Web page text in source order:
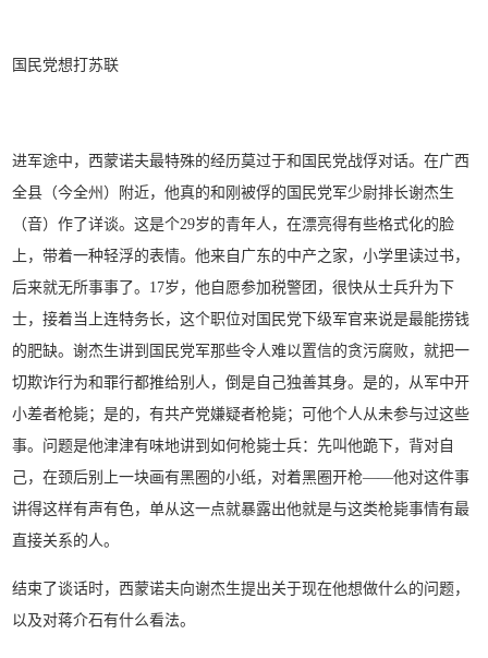
国民党想打苏联
进军途中，西蒙诺夫最特殊的经历莫过于和国民党战俘对话。在广西
全县（今全州）附近，他真的和刚被俘的国民党军少尉排长谢杰生
（音）作了详谈。这是个29岁的青年人，在漂亮得有些格式化的脸
上，带着一种轻浮的表情。他来自广东的中产之家，小学里读过书，
后来就无所事事了。17岁，他自愿参加税警团，很快从士兵升为下
士，接着当上连特务长，这个职位对国民党下级军官来说是最能捞钱
的肥缺。谢杰生讲到国民党军那些令人难以置信的贪污腐败，就把一
切欺诈行为和罪行都推给别人，倒是自己独善其身。是的，从军中开
小差者枪毙；是的，有共产党嫌疑者枪毙；可他个人从未参与过这些
事。问题是他津津有味地讲到如何枪毙士兵：先叫他跪下，背对自
己，在颈后别上一块画有黑圈的小纸，对着黑圈开枪——他对这件事
讲得这样有声有色，单从这一点就暴露出他就是与这类枪毙事情有最
直接关系的人。
结束了谈话时，西蒙诺夫向谢杰生提出关于现在他想做什么的问题，
以及对蒋介石有什么看法。